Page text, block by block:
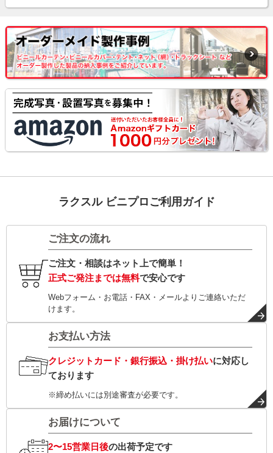
ラクスル ビニプロご利用ガイド
ご注文の流れ
ご注文・相談はネット上で簡単！
正式ご発注までは無料で安心です
Webフォーム・お電話・FAX・メールよりご連絡いただ
けます。
お支払い方法
クレジットカード・銀行振込・掛け払いに対応し
ております
※締め払いには別途審査が必要です。
お届けについて
2〜15営業日後の出荷予定です